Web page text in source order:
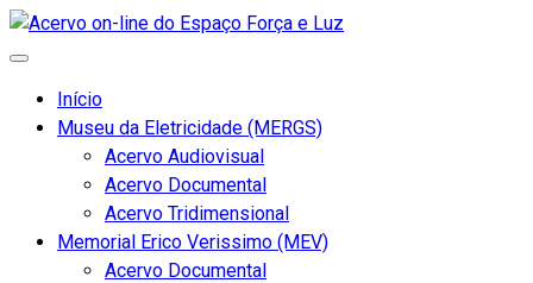
Início
Museu da Eletricidade (MERGS)
Acervo Audiovisual
Acervo Documental
Acervo Tridimensional
Memorial Erico Verissimo (MEV)
Acervo Documental